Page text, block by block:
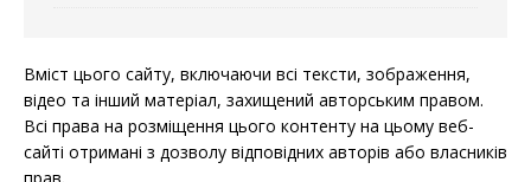
Вміст цього сайту, включаючи всі тексти, зображення,
відео та інший матеріал, захищений авторським правом.
Всі права на розміщення цього контенту на цьому веб-
сайті отримані з дозволу відповідних авторів або власників